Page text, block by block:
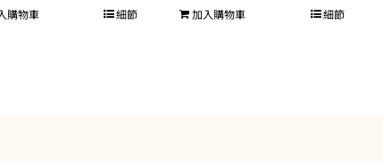
購物車 細節 加入購物車 細節